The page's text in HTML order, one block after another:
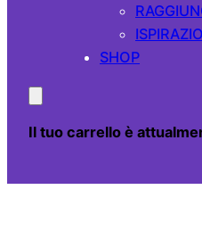
SHOP
Il tuo carrello è